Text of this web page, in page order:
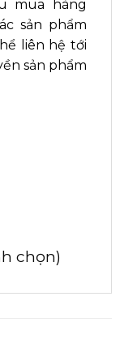
mua hàng
sản phẩm
liên hệ tới
sản phẩm
chọn)